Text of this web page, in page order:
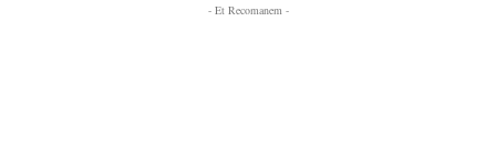
- Et Recomanem -